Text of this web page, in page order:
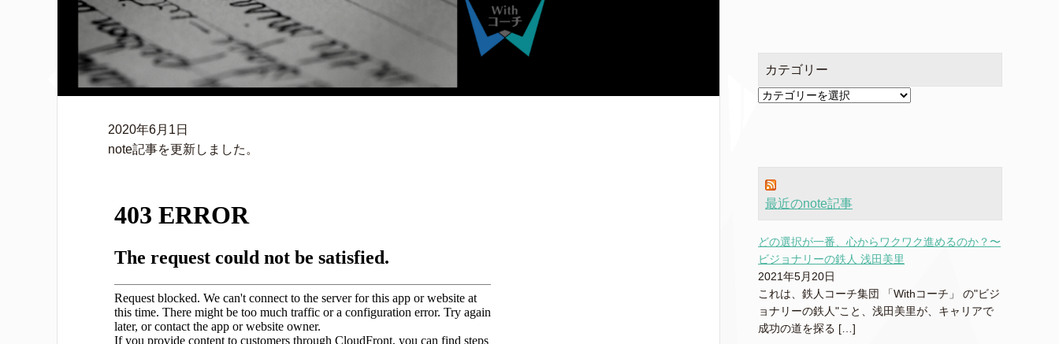
2020年6月1日
note記事を更新しました。
カテゴリー
カ
最近のnote記事
どの選択が一番、心からワクワク進めるのか？〜
ビジョナリーの鉄人 浅田美里
2021年5月20日
これは、鉄人コーチ集団 「Withコーチ」 の"ビジ
ョナリーの鉄人"こと、浅田美里が、キャリアで
成功の道を探る […]